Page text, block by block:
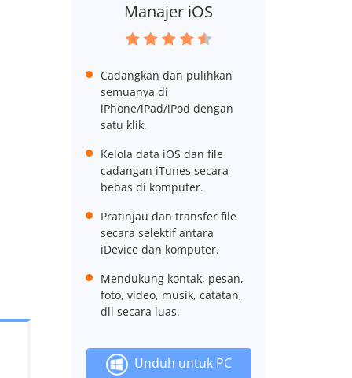
Manajer iOS
Cadangkan dan pulihkan
semuanya di
iPhone/iPad/iPod dengan
satu klik.
Kelola data iOS dan file
cadangan iTunes secara
bebas di komputer.
Pratinjau dan transfer file
secara selektif antara
iDevice dan komputer.
Mendukung kontak, pesan,
foto, video, musik, catatan,
dll secara luas.
Unduh untuk PC